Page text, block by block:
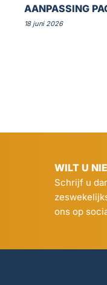
AANPASSING
18 juni 2026
WILT U
Schrijf u
ons op